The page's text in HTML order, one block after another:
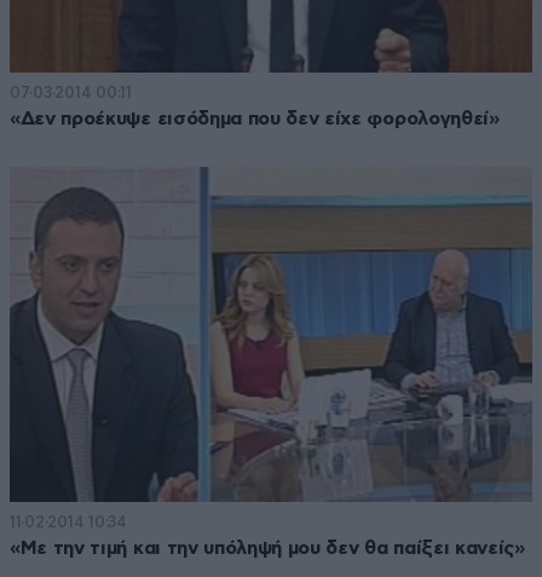
07·03·2014 00:11
«Δεν προέκυψε εισόδημα που δεν είχε φορολογηθεί»
11·02·2014 10:34
«Με την τιμή και την υπόληψή μου δεν θα παίξει κανείς»